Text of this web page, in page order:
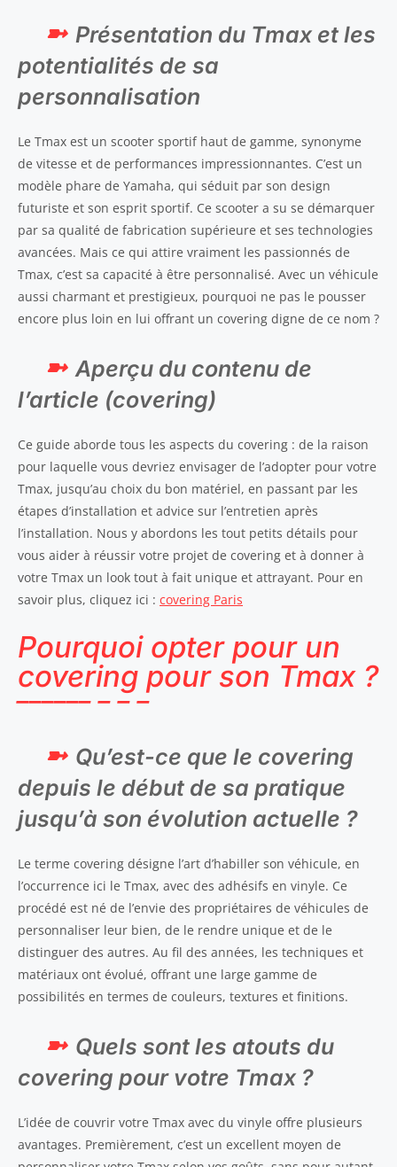
Présentation du Tmax et les
potentialités de sa
personnalisation
Le Tmax est un scooter sportif haut de gamme, synonyme
de vitesse et de performances impressionnantes. C’est un
modèle phare de Yamaha, qui séduit par son design
futuriste et son esprit sportif. Ce scooter a su se démarquer
par sa qualité de fabrication supérieure et ses technologies
avancées. Mais ce qui attire vraiment les passionnés de
Tmax, c’est sa capacité à être personnalisé. Avec un véhicule
aussi charmant et prestigieux, pourquoi ne pas le pousser
encore plus loin en lui offrant un covering digne de ce nom ?
Aperçu du contenu de
l’article (covering)
Ce guide aborde tous les aspects du covering : de la raison
pour laquelle vous devriez envisager de l’adopter pour votre
Tmax, jusqu’au choix du bon matériel, en passant par les
étapes d’installation et advice sur l’entretien après
l’installation. Nous y abordons les tout petits détails pour
vous aider à réussir votre projet de covering et à donner à
votre Tmax un look tout à fait unique et attrayant. Pour en
savoir plus, cliquez ici : covering Paris
Pourquoi opter pour un
covering pour son Tmax ?
Qu’est-ce que le covering
depuis le début de sa pratique
jusqu’à son évolution actuelle ?
Le terme covering désigne l’art d’habiller son véhicule, en
l’occurrence ici le Tmax, avec des adhésifs en vinyle. Ce
procédé est né de l’envie des propriétaires de véhicules de
personnaliser leur bien, de le rendre unique et de le
distinguer des autres. Au fil des années, les techniques et
matériaux ont évolué, offrant une large gamme de
possibilités en termes de couleurs, textures et finitions.
Quels sont les atouts du
covering pour votre Tmax ?
L’idée de couvrir votre Tmax avec du vinyle offre plusieurs
avantages. Premièrement, c’est un excellent moyen de